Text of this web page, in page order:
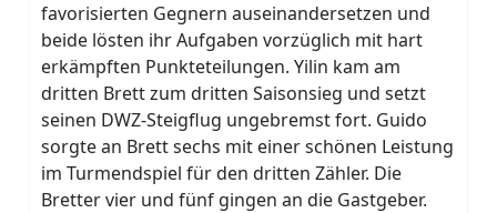
favorisierten Gegnern auseinandersetzen und
beide lösten ihr Aufgaben vorzüglich mit hart
erkämpften Punkteteilungen. Yilin kam am
dritten Brett zum dritten Saisonsieg und setzt
seinen DWZ-Steigflug ungebremst fort. Guido
sorgte an Brett sechs mit einer schönen Leistung
im Turmendspiel für den dritten Zähler. Die
Bretter vier und fünf gingen an die Gastgeber.